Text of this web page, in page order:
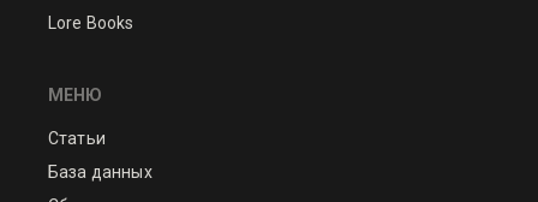
Lore Books
МЕНЮ
Статьи
База данных